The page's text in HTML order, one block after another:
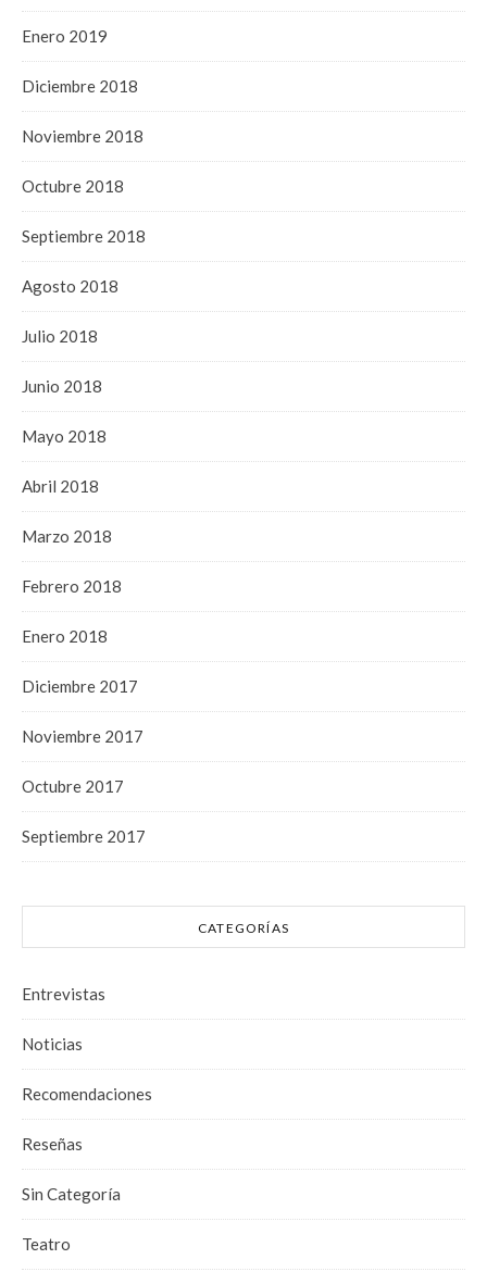
Enero 2019
Diciembre 2018
Noviembre 2018
Octubre 2018
Septiembre 2018
Agosto 2018
Julio 2018
Junio 2018
Mayo 2018
Abril 2018
Marzo 2018
Febrero 2018
Enero 2018
Diciembre 2017
Noviembre 2017
Octubre 2017
Septiembre 2017
CATEGORÍAS
Entrevistas
Noticias
Recomendaciones
Reseñas
Sin Categoría
Teatro